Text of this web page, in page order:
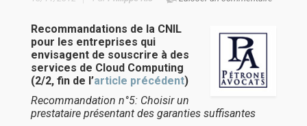
Recommandations de la CNIL
pour les entreprises qui
envisagent de souscrire à des
services de Cloud Computing
(2/2, fin de l’article précédent)
Recommandation n°5: Choisir un
prestataire présentant des garanties suffisantes